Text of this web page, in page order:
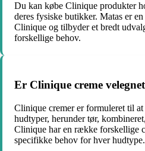
Du kan købe Clinique produkter
deres fysiske butikker. Matas er
Clinique og tilbyder et bredt
forskellige behov.
Er Clinique creme
Clinique cremer er formuleret til
hudtyper, herunder tør,
Clinique har en række forskellige
specifikke behov for hver hudtype.